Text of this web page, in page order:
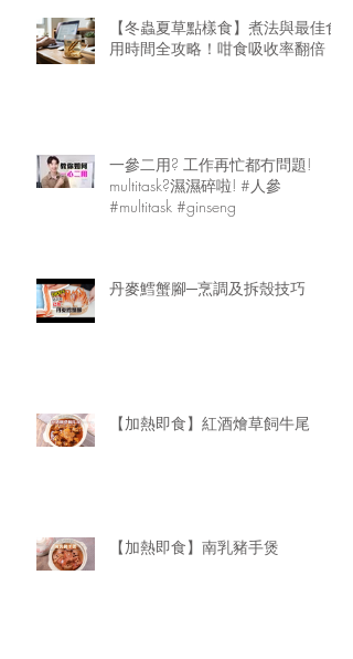
【冬蟲夏草點樣食】煮法與最佳食
用時間全攻略！咁食吸收率翻倍
一參二用? 工作再忙都冇問題!
multitask?濕濕碎啦! #人參
#multitask #ginseng
丹麥鱈蟹腳─烹調及拆殼技巧
【加熱即食】紅酒燴草飼牛尾
【加熱即食】南乳豬手煲